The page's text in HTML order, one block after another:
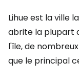
Lihue est la ville
abrite la plupart
l'île, de
que le principal